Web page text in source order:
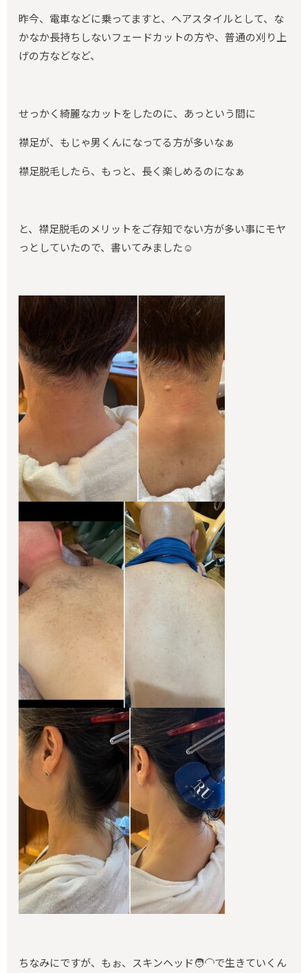
昨今、電車などに乗ってますと、ヘアスタイルとして、な
かなか長持ちしないフェードカットの方や、普通の刈り上
げの方などなど、
せっかく綺麗なカットをしたのに、あっという間に
襟足が、もじゃ男くんになってる方が多いなぁ
襟足脱毛したら、もっと、長く楽しめるのになぁ
と、襟足脱毛のメリットをご存知でない方が多い事にモヤ
っとしていたので、書いてみました☺️
ちなみにですが、もぉ、スキンヘッド🧑‍🦲で生きていくん